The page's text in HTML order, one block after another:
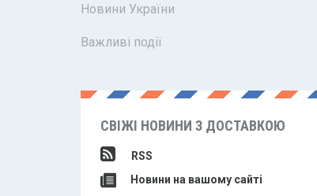
Новини України
Важливі події
СВІЖІ НОВИНИ З ДОСТАВКОЮ
RSS
Новини на вашому сайті